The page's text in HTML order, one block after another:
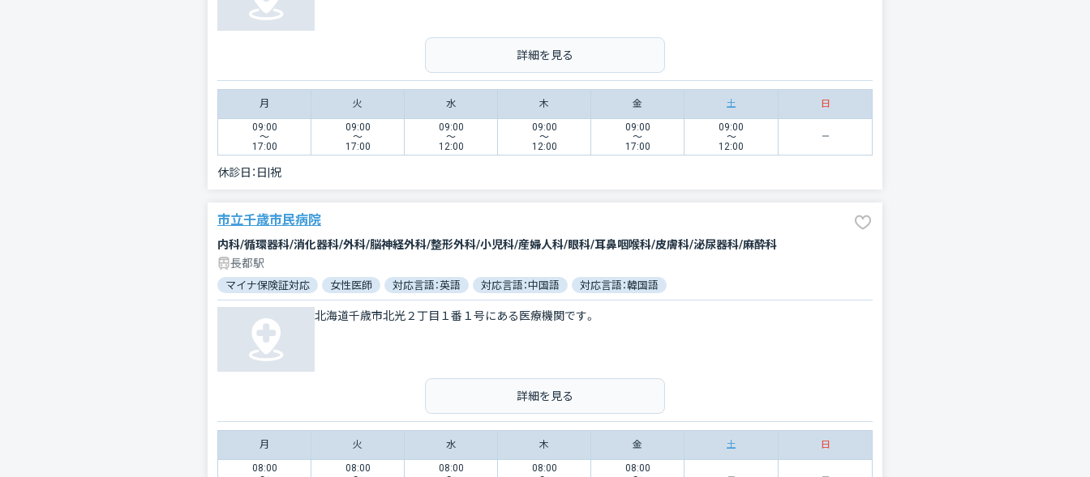
詳細を見る
月 火 水 木 金 土 日
09:00
〜
17:00
09:00
〜
17:00
09:00
〜
12:00
09:00
〜
12:00
09:00
〜
17:00
09:00
〜
12:00
休診日： 日|祝
市立千歳市民病院
内科/循環器科/消化器科/外科/脳神経外科/整形外科/小児科/産婦人科/眼科/耳鼻咽喉科/皮膚科/泌尿器科/麻酔科
長都駅
マイナ保険証対応 女性医師 対応言語：英語 対応言語：中国語 対応言語：韓国語
北海道千歳市北光２丁目１番１号にある医療機関です。
詳細を見る
月 火 水 木 金 土 日
08:00
08:00
08:00
08:00
08:00